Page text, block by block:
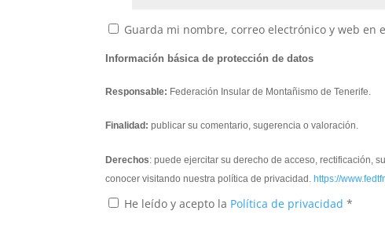
Guarda mi nombre, correo electrónico y web en
Información básica de protección de datos
Responsable: Federación Insular de Montañismo de Tenerife.
Finalidad: publicar su comentario, sugerencia o valoración.
Derechos: puede ejercitar su derecho de acceso, rectificación,
conocer visitando nuestra política de privacidad.https://
He leído y acepto la Política de privacidad*